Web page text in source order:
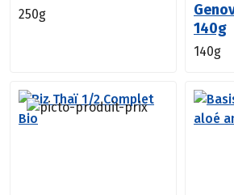
250g
140g
140g